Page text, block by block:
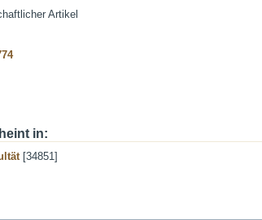
Artikel
in:
[34851]